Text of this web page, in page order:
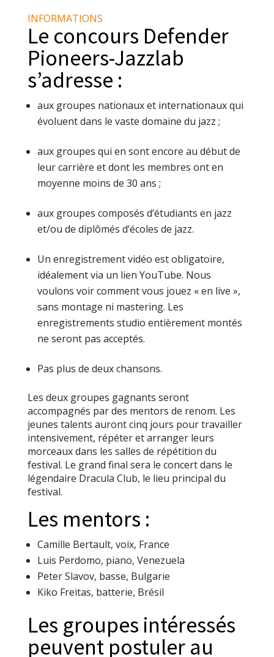
INFORMATIONS
Le concours Defender
Pioneers-Jazzlab
s’adresse :
aux groupes nationaux et internationaux qui
évoluent dans le vaste domaine du jazz ;
aux groupes qui en sont encore au début de
leur carrière et dont les membres ont en
moyenne moins de 30 ans ;
aux groupes composés d’étudiants en jazz
et/ou de diplômés d’écoles de jazz.
Un enregistrement vidéo est obligatoire,
idéalement via un lien YouTube. Nous
voulons voir comment vous jouez « en live »,
sans montage ni mastering. Les
enregistrements studio entièrement montés
ne seront pas acceptés.
Pas plus de deux chansons.
Les deux groupes gagnants seront
accompagnés par des mentors de renom. Les
jeunes talents auront cinq jours pour travailler
intensivement, répéter et arranger leurs
morceaux dans les salles de répétition du
festival. Le grand final sera le concert dans le
légendaire Dracula Club, le lieu principal du
festival.
Les mentors :
Camille Bertault, voix, France
Luis Perdomo, piano, Venezuela
Peter Slavov, basse, Bulgarie
Kiko Freitas, batterie, Brésil
Les groupes intéressés
peuvent postuler au